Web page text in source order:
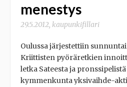
menestys
29.5.2012, kaupunkifillari
Oulussa järjestettiin
Kriittisten pyöräretkien
letka Sateesta ja
kymmenkunta yksivaihde-